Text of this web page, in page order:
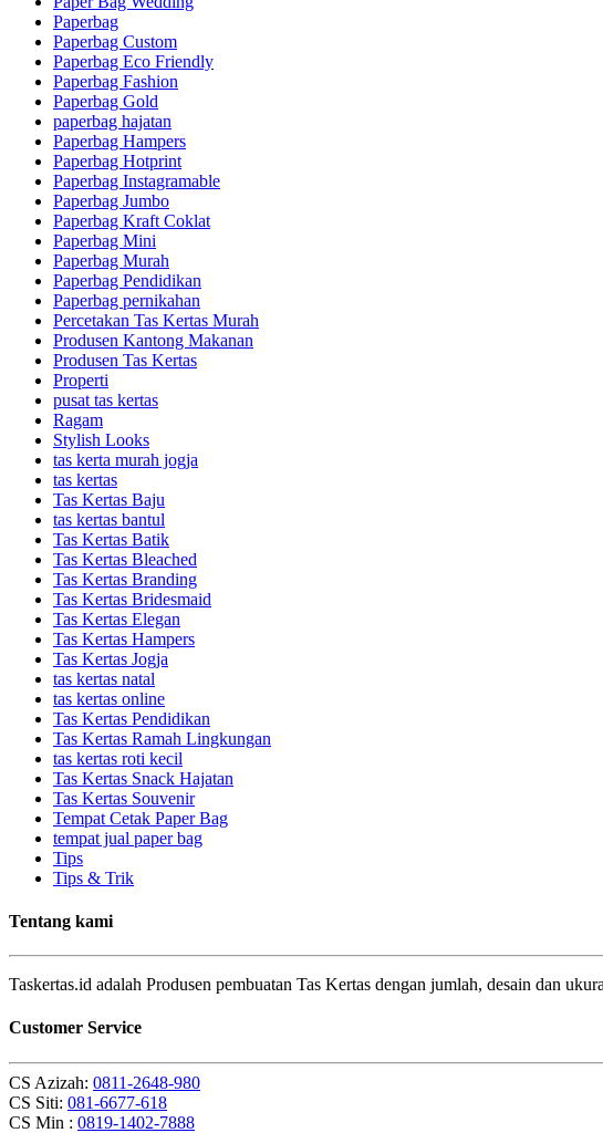
Paperbag
Paperbag Custom
Paperbag Eco Friendly
Paperbag Fashion
Paperbag Gold
paperbag hajatan
Paperbag Hampers
Paperbag Hotprint
Paperbag Instagramable
Paperbag Jumbo
Paperbag Kraft Coklat
Paperbag Mini
Paperbag Murah
Paperbag Pendidikan
Paperbag pernikahan
Percetakan Tas Kertas Murah
Produsen Kantong Makanan
Produsen Tas Kertas
Properti
pusat tas kertas
Ragam
Stylish Looks
tas kerta murah jogja
tas kertas
Tas Kertas Baju
tas kertas bantul
Tas Kertas Batik
Tas Kertas Bleached
Tas Kertas Branding
Tas Kertas Bridesmaid
Tas Kertas Elegan
Tas Kertas Hampers
Tas Kertas Jogja
tas kertas natal
tas kertas online
Tas Kertas Pendidikan
Tas Kertas Ramah Lingkungan
tas kertas roti kecil
Tas Kertas Snack Hajatan
Tas Kertas Souvenir
Tempat Cetak Paper Bag
tempat jual paper bag
Tips
Tips & Trik
Tentang kami
Taskertas.id adalah Produsen pembuatan Tas Kertas dengan jumlah, desain dan
Customer Service
CS Azizah: 0811-2648-980
CS Siti: 081-6677-618
CS Min : 0819-1402-7888